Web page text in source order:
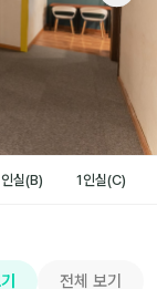
실(B) 1인실(C)
전체 보기